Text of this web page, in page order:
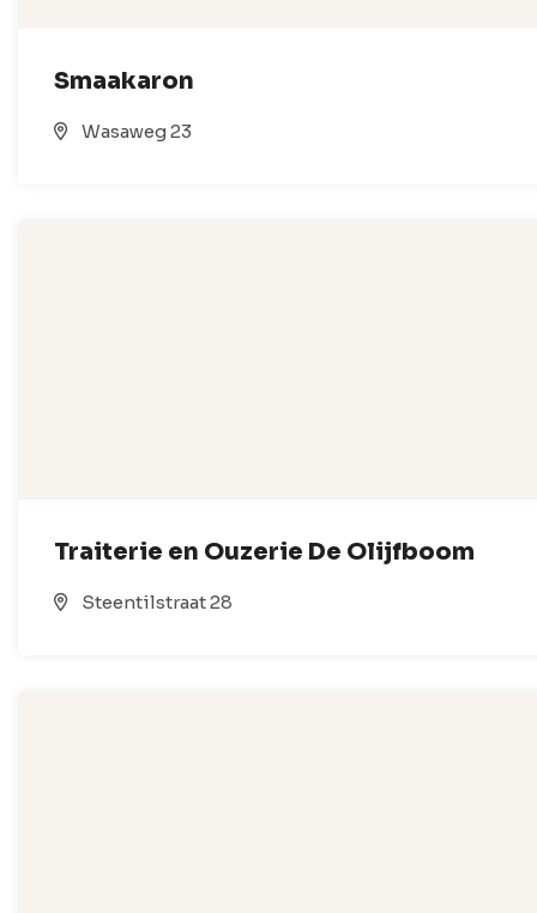
Smaakaron
Wasaweg 23
Traiterie en Ouzerie De Olijfboom
Steentilstraat 28